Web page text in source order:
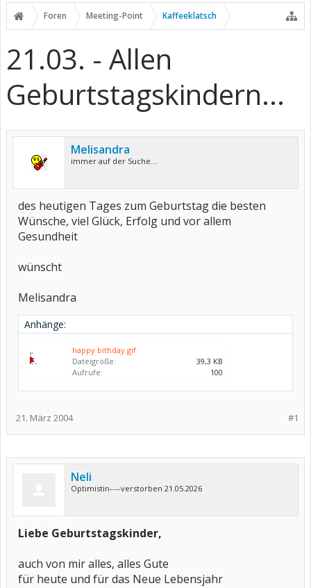
Foren Meeting-Point Kaffeeklatsch
21.03. - Allen
Geburtstagskindern...
Melisandra
immer auf der Suche...
des heutigen Tages zum Geburtstag die besten
Wünsche, viel Glück, Erfolg und vor allem
Gesundheit
wünscht
Melisandra
Anhänge:
happy bithday.gif
Dateigröße:
39,3 KB
Aufrufe:
100
#1
21. März 2004
Neli
Optimistin----verstorben 21.05.2026
Liebe Geburtstagskinder,
auch von mir alles, alles Gute
für heute und für das Neue Lebensjahr